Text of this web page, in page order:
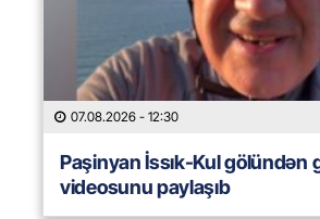
07.08.2026 - 12:30
Paşinyan İssık-Kul gölündən
videosunu paylaşıb